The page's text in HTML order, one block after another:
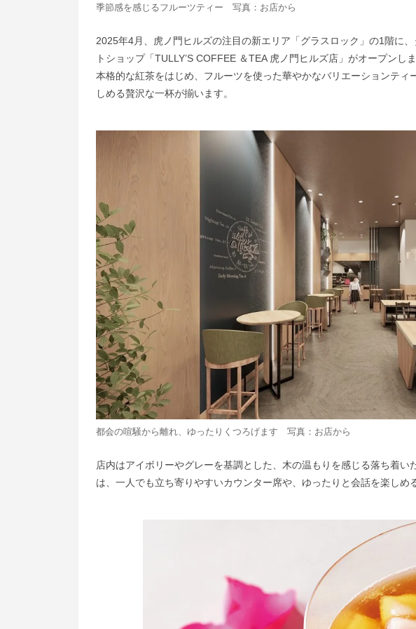
季節感を感じるフルーツティー 写真：お店から
2025年4月、虎ノ門ヒルズの注目の新エリア「グラスロック」の1階に
トショップ「TULLY’S COFFEE ＆TEA 虎ノ門ヒルズ店」がオープン
本格的な紅茶をはじめ、フルーツを使った華やかなバリエーションティ
しめる贅沢な一杯が揃います。
都会の喧騒から離れ、ゆったりくつろげます 写真：お店から
店内はアイボリーやグレーを基調とした、木の温もりを感じる落ち着い
は、一人でも立ち寄りやすいカウンター席や、ゆったりと会話を楽しめ